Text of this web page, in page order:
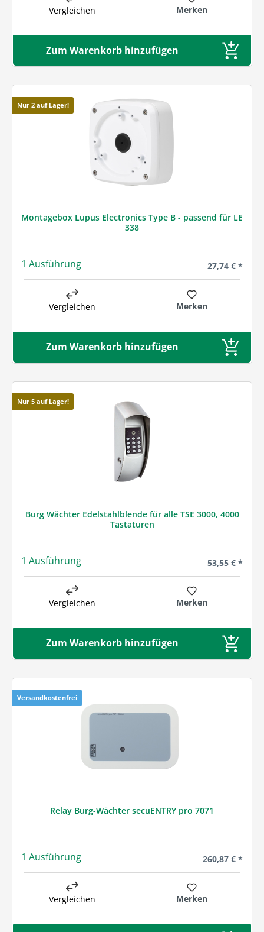
Vergleichen Merken
Zum Warenkorb hinzufügen
Nur 2 auf Lager!
Montagebox Lupus Electronics Type B - passend für LE
338
1 Ausführung Regulärer
27,74 € *
Vergleichen Merken
Zum Warenkorb hinzufügen
Nur 5 auf Lager!
Burg Wächter Edelstahlblende für alle TSE 3000, 4000
Tastaturen
1 Ausführung Regulärer
53,55 € *
Vergleichen Merken
Zum Warenkorb hinzufügen
Versandkostenfrei
Relay Burg-Wächter secuENTRY pro 7071
1 Ausführung Regulärer
260,87 € *
Vergleichen Merken